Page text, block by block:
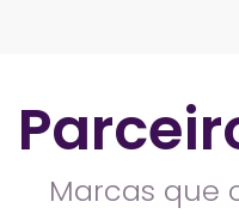
Marcas que